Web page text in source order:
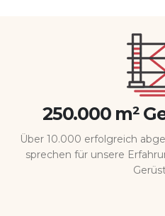
250.000 m²
Über 10.000 erfolgreich
sprechen für unsere